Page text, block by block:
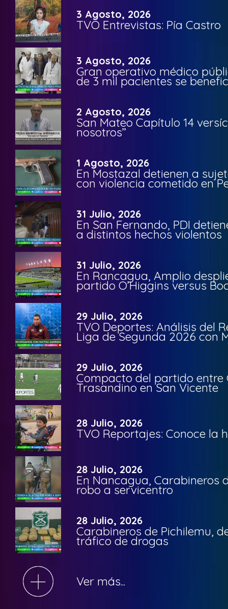
3 Agosto, 2026
TVO Entrevistas: Pía Castro
3 Agosto, 2026
Gran operativo médico
de 3 mil pacientes se
2 Agosto, 2026
San Mateo Capítulo 14
nosotros”
1 Agosto, 2026
En Mostazal detienen a
con violencia cometido en
31 Julio, 2026
En San Fernando, PDI
a distintos hechos violentos
31 Julio, 2026
En Rancagua, Amplio
partido O’Higgins versus
29 Julio, 2026
TVO Deportes: Análisis del
Liga de Segunda 2026 con
29 Julio, 2026
Compacto del partido entre
Trasandino en San Vicente
28 Julio, 2026
TVO Reportajes: Conoce la
28 Julio, 2026
En Nancagua, Carabineros
robo a servicentro
28 Julio, 2026
Carabineros de Pichilemu,
tráfico de drogas
Ver más...